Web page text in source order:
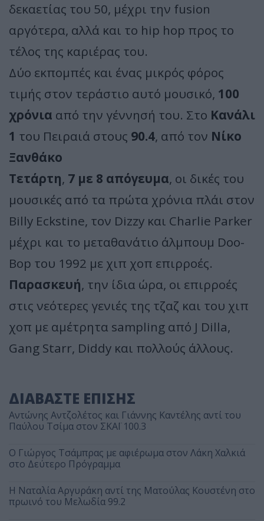
δεκαετίας του 50, μέχρι την fusion
αργότερα, αλλά και το hip hop πρoς το
τέλος της καριέρας του.
Δύο εκπομπές και ένας μικρός φόρος
τιμής στον τεράστιο αυτό μουσικό, 100
χρόνια από την γέννησή του. Στο Κανάλι
1 του Πειραιά στους 90.4, από τον Νίκο
Ξανθάκο
Τετάρτη, 7 με 8 απόγευμα, οι δικές του
μουσικές από τα πρώτα χρόνια πλάι στον
Billy Eckstine, τον Dizzy και Charlie Parker
μέχρι και το μεταθανάτιο άλμπουμ Doo-
Bop του 1992 με χιπ χοπ επιρροές.
Παρασκευή, την ίδια ώρα, οι επιρροές
στις νεότερες γενιές της τζαζ και του χιπ
χοπ με αμέτρητα sampling από J Dilla,
Gang Starr, Diddy και πολλούς άλλους.
ΔΙΑΒΑΣΤΕ ΕΠΙΣΗΣ
Αντώνης Αντζολέτος και Γιάννης Καντέλης αντί του
Παύλου Τσίμα στον ΣΚΑΪ 100.3
O Γιώργος Τσάμπρας με αφιέρωμα στον Λάκη Χαλκιά
στο Δεύτερο Πρόγραμμα
Η Ναταλία Αργυράκη αντί της Ματούλας Κουστένη στο
πρωινό του Μελωδία 99.2